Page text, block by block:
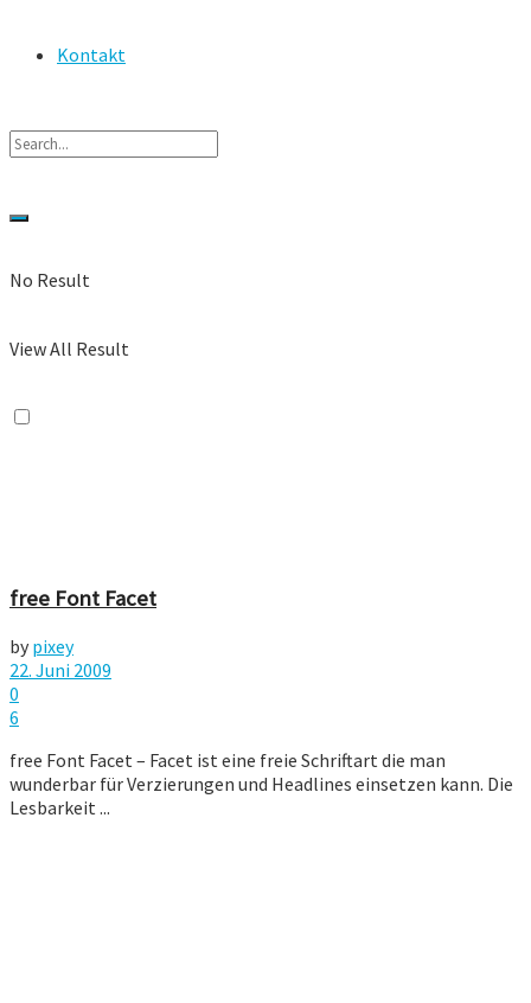
Kontakt
No Result
View All Result
free Font Facet
by pixey
22. Juni 2009
0
6
free Font Facet – Facet ist eine freie Schriftart die man
wunderbar für Verzierungen und Headlines einsetzen kann. Die
Lesbarkeit ...